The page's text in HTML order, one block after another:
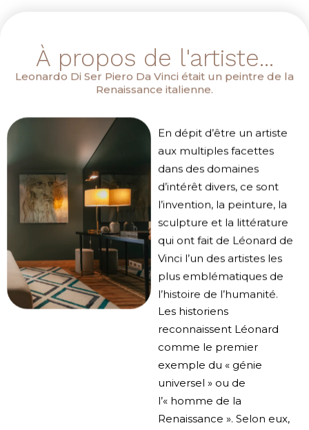
À propos de l'artiste...
Leonardo Di Ser Piero Da Vinci était un peintre de la
Renaissance italienne.
En dépit d’être un artiste
aux multiples facettes
dans des domaines
d’intérêt divers, ce sont
l’invention, la peinture, la
sculpture et la littérature
qui ont fait de Léonard de
Vinci l’un des artistes les
plus emblématiques de
l’histoire de l’humanité.
Les historiens
reconnaissent Léonard
comme le premier
exemple du « génie
universel » ou de
l’« homme de la
Renaissance ». Selon eux,